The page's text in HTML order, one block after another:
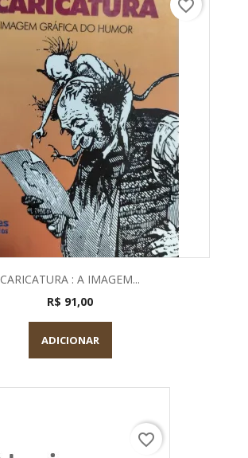
CARICATURA : A IMAGEM...
R$ 91,00
ADICIONAR
favorite_border
favorite_border